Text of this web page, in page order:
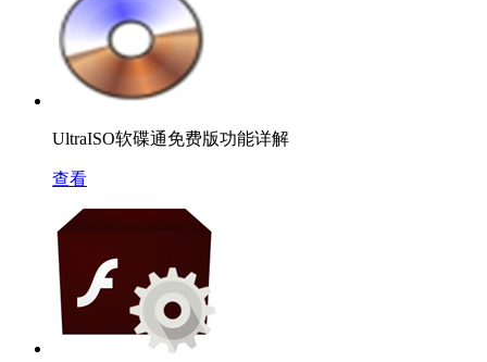
UltraISO软碟通免费版功能详解
查看